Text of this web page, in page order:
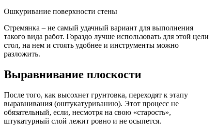
Ошкуривание поверхности стены
Стремянка – не самый удачный вариант для выполнения
такого вида работ. Гораздо лучше использовать для этой цели
стол, на нем и стоять удобнее и инструменты можно
разложить.
Выравнивание плоскости
После того, как высохнет грунтовка, переходят к этапу
выравнивания (оштукатуриванию). Этот процесс не
обязательный, если, несмотря на свою «старость»,
штукатурный слой лежит ровно и не осыпется.